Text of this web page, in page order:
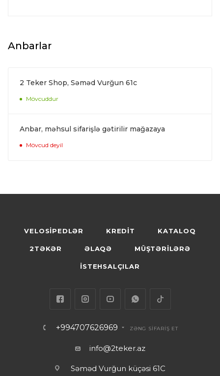
Anbarlar
2 Teker Shop, Səməd Vurğun 61c
Mövcuddur
Anbar, məhsul sifarişlə gətirilir mağazaya
Mövcud deyil
VELOSİPEDLƏR KREDİT KATALOQ
2TƏKƏR ƏLAQƏ MÜŞTƏRİLƏRƏ
İSTEHSALÇILAR
+994707626969 ZƏNG SİFARİŞ ET
info@2teker.az
Səməd Vurğun küçəsi 61C